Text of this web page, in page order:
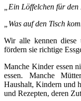
„Ein Löffelchen für
„Was auf den Tisch
Wir alle kennen diese
fördern sie richtige
Manche Kinder essen
essen. Manche
Haushalt, Kindern und
und Rezepten, deren